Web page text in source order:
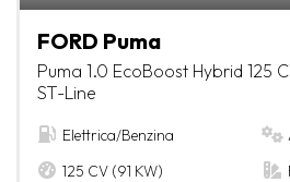
FORD Puma
Puma 1.0 EcoBoost Hybrid 125
ST-Line
Elettrica/Benzina
125 CV (91 KW)